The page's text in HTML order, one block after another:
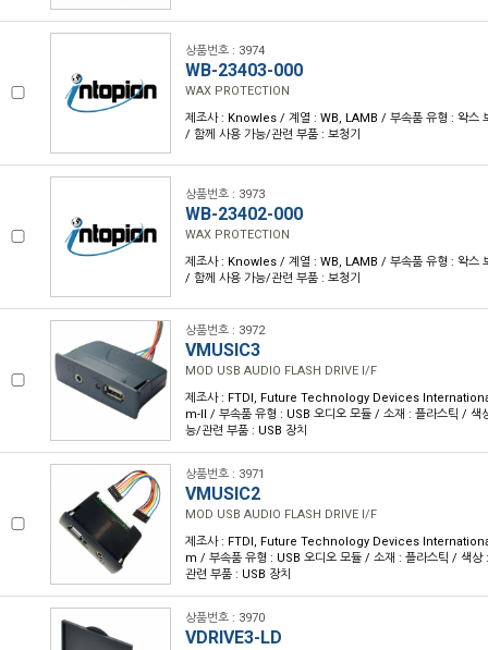
상품번호 : 3974
WB-23403-000
WAX PROTECTION
제조사 : Knowles / 계열 : WB, LAMB / 부속품 유형 : 왁스
/ 함께 사용 가능/관련 부품 : 보청기
상품번호 : 3973
WB-23402-000
WAX PROTECTION
제조사 : Knowles / 계열 : WB, LAMB / 부속품 유형 : 왁스
/ 함께 사용 가능/관련 부품 : 보청기
상품번호 : 3972
VMUSIC3
MOD USB AUDIO FLASH DRIVE I/F
제조사 : FTDI, Future Technology Devices
m-II / 부속품 유형 : USB 오디오 모듈 / 소재 : 플라스틱 / 색
능/관련 부품 : USB 장치
상품번호 : 3971
VMUSIC2
MOD USB AUDIO FLASH DRIVE I/F
제조사 : FTDI, Future Technology Devices
m / 부속품 유형 : USB 오디오 모듈 / 소재 : 플라스틱 / 색상
관련 부품 : USB 장치
상품번호 : 3970
VDRIVE3-LD